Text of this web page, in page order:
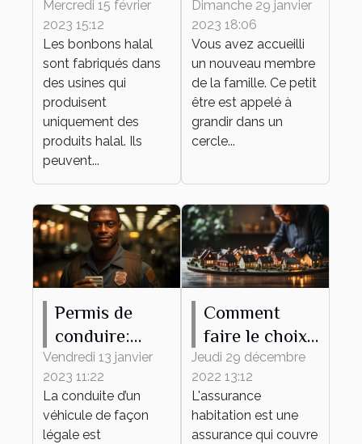
bonbon halal
?
Mercredi 15 février
2023 15:12
Les bonbons halal
sont fabriqués dans
des usines qui
produisent
uniquement des
produits halal. Ils
peuvent...
avec votre
bébé ?
Dimanche 29 janvier
2023 18:06
Vous avez accueilli
un nouveau membre
de la famille. Ce petit
être est appelé à
grandir dans un
cercle...
Permis de
conduire:
pourquoi
l'obtenir ?
Vendredi 13 janvier
2023 11:22
La conduite d’un
véhicule de façon
légale est
Comment
faire le choix
d'une bonne
assurance
habitation ?
Jeudi 29 décembre
2022 13:12
L'assurance
habitation est une
assurance qui couvre